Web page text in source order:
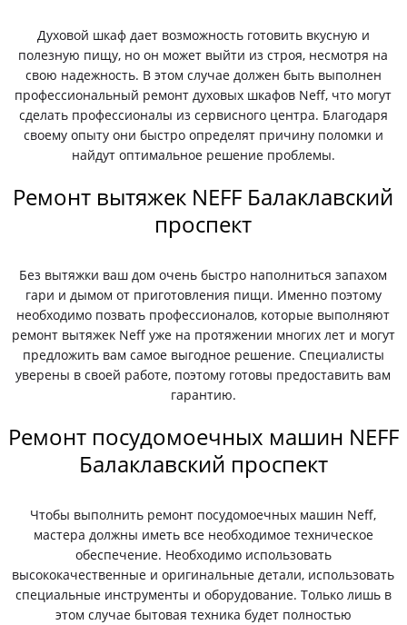
Духовой шкаф дает возможность готовить вкусную и
полезную пищу, но он может выйти из строя, несмотря на
свою надежность. В этом случае должен быть выполнен
профессиональный ремонт духовых шкафов Neff, что могут
сделать профессионалы из сервисного центра. Благодаря
своему опыту они быстро определят причину поломки и
найдут оптимальное решение проблемы.
Ремонт вытяжек NEFF Балаклавский
проспект
Без вытяжки ваш дом очень быстро наполниться запахом
гари и дымом от приготовления пищи. Именно поэтому
необходимо позвать профессионалов, которые выполняют
ремонт вытяжек Neff уже на протяжении многих лет и могут
предложить вам самое выгодное решение. Специалисты
уверены в своей работе, поэтому готовы предоставить вам
гарантию.
Ремонт посудомоечных машин NEFF
Балаклавский проспект
Чтобы выполнить ремонт посудомоечных машин Neff,
мастера должны иметь все необходимое техническое
обеспечение. Необходимо использовать
высококачественные и оригинальные детали, использовать
специальные инструменты и оборудование. Только лишь в
этом случае бытовая техника будет полностью